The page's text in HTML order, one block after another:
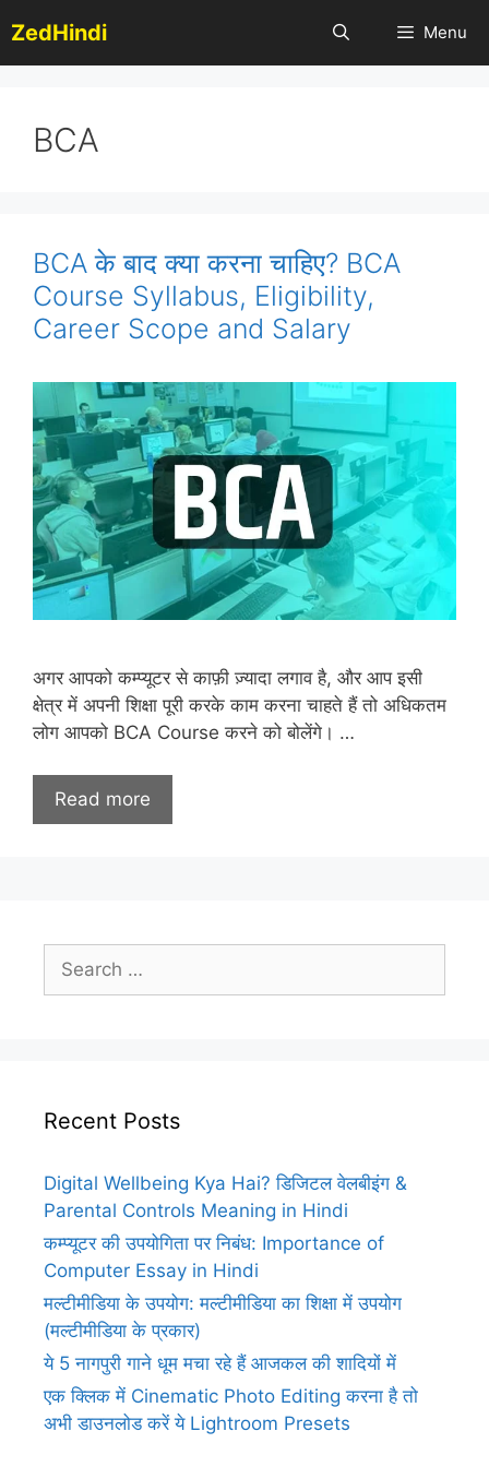
to
content
ZedHindi Menu
BCA
BCA के बाद क्या करना चाहिए? BCA
Course Syllabus, Eligibility,
Career Scope and Salary
अगर आपको कम्प्यूटर से काफ़ी ज़्यादा लगाव है, और आप इसी
क्षेत्र में अपनी शिक्षा पूरी करके काम करना चाहते हैं तो अधिकतम
लोग आपको BCA Course करने को बोलेंगे। …
Read more
for:
Recent Posts
Digital Wellbeing Kya Hai? डिजिटल वेलबीइंग &
Parental Controls Meaning in Hindi
कम्प्यूटर की उपयोगिता पर निबंध: Importance of
Computer Essay in Hindi
मल्टीमीडिया के उपयोग: मल्टीमीडिया का शिक्षा में उपयोग
(मल्टीमीडिया के प्रकार)
ये 5 नागपुरी गाने धूम मचा रहे हैं आजकल की शादियों में
एक क्लिक में Cinematic Photo Editing करना है तो
अभी डाउनलोड करें ये Lightroom Presets